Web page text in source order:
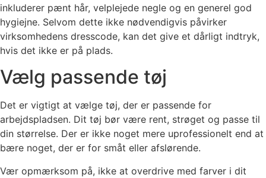
inkluderer pænt hår, velplejede negle og en generel god
hygiejne. Selvom dette ikke nødvendigvis påvirker
virksomhedens dresscode, kan det give et dårligt indtryk,
hvis det ikke er på plads.
Vælg passende tøj
Det er vigtigt at vælge tøj, der er passende for
arbejdspladsen. Dit tøj bør være rent, strøget og passe til
din størrelse. Der er ikke noget mere uprofessionelt end at
bære noget, der er for småt eller afslørende.
Vær opmærksom på, ikke at overdrive med farver i dit